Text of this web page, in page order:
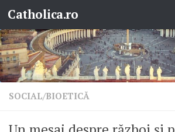
Skip to content
Catholica.ro
SOCIAL/BIOETICĂ